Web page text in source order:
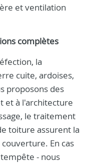
et ventilation
complètes
la
cuite, ardoises,
proposons des
et à l'architecture
le traitement
toiture assurent la
En cas
- nous